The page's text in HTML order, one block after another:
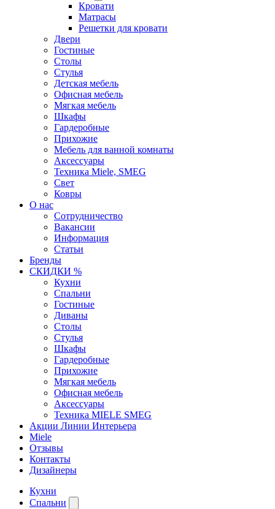
Кровати
Матрасы
Решетки для кровати
Двери
Гостиные
Столы
Стулья
Детская мебель
Офисная мебель
Мягкая мебель
Шкафы
Гардеробные
Прихожие
Мебель для ванной комнаты
Аксессуары
Техника Miele, SMEG
Свет
Ковры
О нас
Сотрудничество
Вакансии
Информация
Статьи
Бренды
СКИДКИ %
Кухни
Спальни
Гостиные
Диваны
Столы
Стулья
Шкафы
Гардеробные
Прихожие
Мягкая мебель
Офисная мебель
Аксессуары
Техника MIELE SMEG
Акции Линии Интерьера
Miele
Отзывы
Контакты
Дизайнеры
Кухни
Спальни